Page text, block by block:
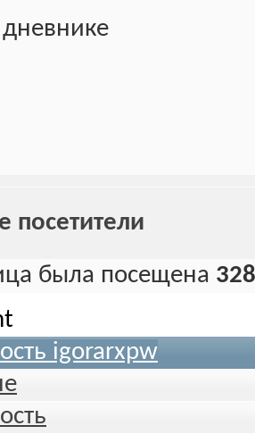
посетители
была посещена 328
igorarxpw